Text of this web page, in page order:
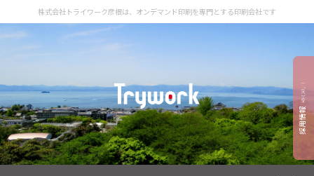
株式会社トライワーク彦根は、オンデマンド印刷を専門とする印刷会社です